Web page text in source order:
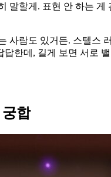
말할게. 표현 안 하는 게
사람도 있거든. 스텔스
답한데, 길게 보면 서로
합